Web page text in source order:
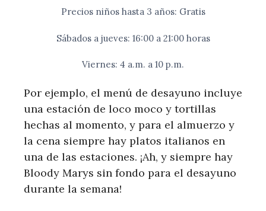
Precios niños hasta 3 años: Gratis
Sábados a jueves: 16:00 a 21:00 horas
Viernes: 4 a.m. a 10 p.m.
Por ejemplo, el menú de desayuno incluye
una estación de loco moco y tortillas
hechas al momento, y para el almuerzo y
la cena siempre hay platos italianos en
una de las estaciones. ¡Ah, y siempre hay
Bloody Marys sin fondo para el desayuno
durante la semana!